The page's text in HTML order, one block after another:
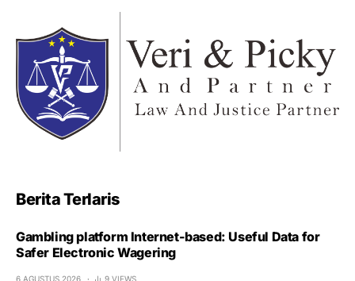
Berita Terlaris
Gambling platform Internet-based: Useful Data for
Safer Electronic Wagering
6 AGUSTUS 2026 9 VIEWS